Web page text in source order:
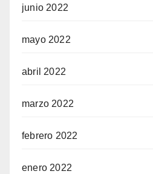
junio 2022
mayo 2022
abril 2022
marzo 2022
febrero 2022
enero 2022